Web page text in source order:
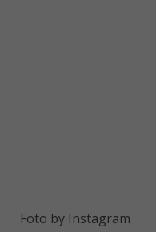
Foto by Instagram